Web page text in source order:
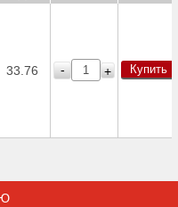
33.76 - + Купить